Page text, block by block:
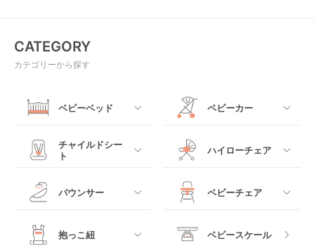
CATEGORY
カテゴリーから探す
ベビーベッド
すべて
レギュラーサイズベビ
ベビーカー
すべて
チャイルドシー
ト
すべて
ハイローチェア
すべて
バウンサー
すべて
ベビーチェア
すべて
抱っこ紐 ベビースケール